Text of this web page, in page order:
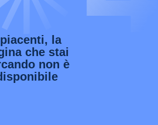
la
che stai
non è